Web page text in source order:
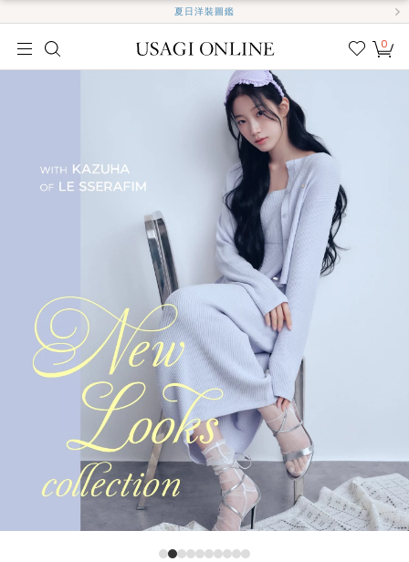
夏日洋裝圖鑑
我的
0